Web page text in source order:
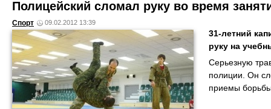
Полицейский сломал руку во время
Спорт 09.02.2012 13:39
31-летний
руку на
Серьезную
полиции. Он
приемы